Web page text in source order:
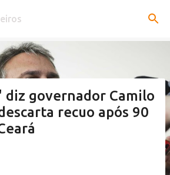
o conteúdo principal
diz governador Camilo
recuo após 90